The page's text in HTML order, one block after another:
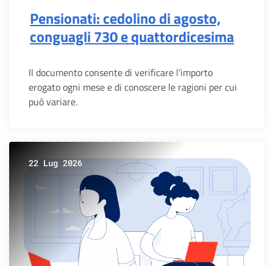
Pensionati: cedolino di agosto,
conguagli 730 e quattordicesima
Il documento consente di verificare l’importo
erogato ogni mese e di conoscere le ragioni per cui
può variare.
22 Lug 2026